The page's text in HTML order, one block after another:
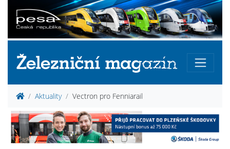
Aktuality Vectron pro Fenniarail